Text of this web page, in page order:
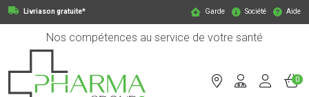
Livriason gratuite* Garde Société Aide
Nos compétences au service de votre santé
Pharmagroupe Votre pharmacie en ligne à votre service
0